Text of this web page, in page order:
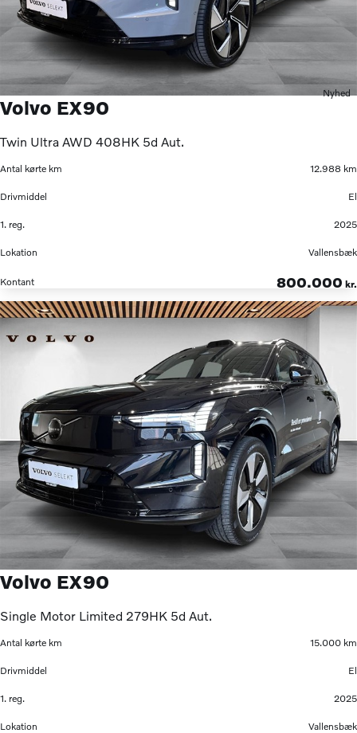
Nyhed
Volvo EX90
Twin Ultra AWD 408HK 5d Aut.
Antal kørte km 12.988 km
Drivmiddel El
1. reg. 2025
Lokation Vallensbæk
Kontant 800.000 kr.
Volvo EX90
Single Motor Limited 279HK 5d Aut.
Antal kørte km 15.000 km
Drivmiddel El
1. reg. 2025
Lokation Vallensbæk